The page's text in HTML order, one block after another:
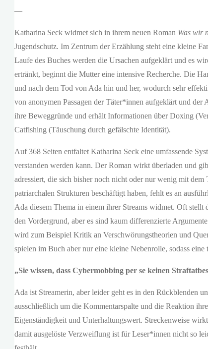
—
Katharina Seck widmet sich in ihrem neuen Roman Was wir
Jugendschutz. Im Zentrum der Erzählung steht eine kleine
Laufe des Buches werden die Ursachen aufgeklärt und es
ertränkt, beginnt die Mutter eine intensive Recherche. Die
und nach dem Tod von Ada hin und her, wodurch sehr
von anonymen Passagen der Täter*innen aufgeklärt und
ihre Beweggründe und erhält Informationen über Doxing
Catfishing (Täuschung durch gefälschte Identität).
Auf 368 Seiten entfaltet Katharina Seck eine umfassende
verstanden werden kann. Der Roman wirkt überladen und
adressiert, die sich bisher noch nicht oder nur wenig mit
patriarchalen Strukturen beschäftigt haben, fehlt es an
Ada diesem Thema in einem ihrer Streams widmet. Oft
den Vordergrund, aber es sind kaum differenzierte
wird zum Beispiel Kritik an Verschwörungstheorien und
spielen im Buch aber nur eine kleine Nebenrolle, sodass
„Sie wissen, dass Cybermobbing per se keinen
Ada ist Streamerin, aber leider geht es in den Rückblenden
ausschließlich um die Kommentarspalte und die Reaktion
Eigenständigkeit und Unterhaltungswert. Streckenweise
damit ausgelöste Verzweiflung ist für Leser*innen nicht so